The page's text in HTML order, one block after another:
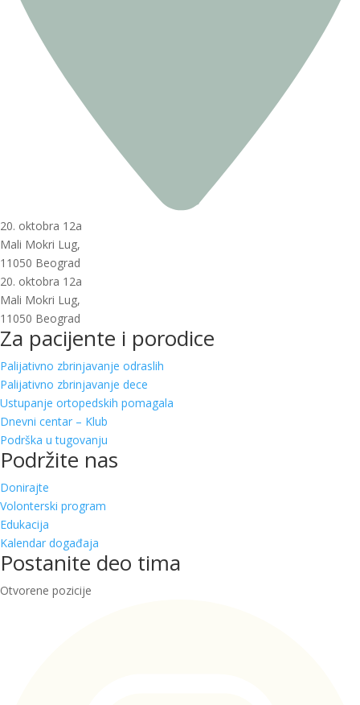
20. oktobra 12a
Mali Mokri Lug,
11050 Beograd
20. oktobra 12a
Mali Mokri Lug,
11050 Beograd
Za pacijente i porodice
Palijativno zbrinjavanje odraslih
Palijativno zbrinjavanje dece
Ustupanje ortopedskih pomagala
Dnevni centar – Klub
Podrška u tugovanju
Podržite nas
Donirajte
Volonterski program
Edukacija
Kalendar događaja
Postanite deo tima
Otvorene pozicije